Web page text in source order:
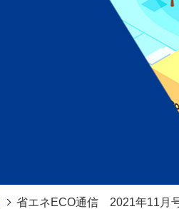
省エネECO通信 2021年11月